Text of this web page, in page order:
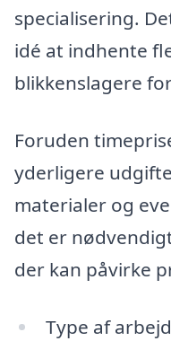
specialisering.
idé at indhente
blikkenslagere
Foruden
yderligere
materialer og
det er
der kan påvirke
Type af